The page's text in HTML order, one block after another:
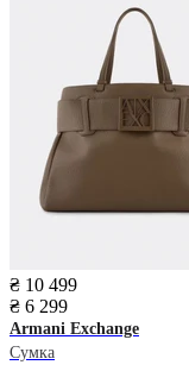
₴ 10 499
₴ 6 299
Armani Exchange
Сумка